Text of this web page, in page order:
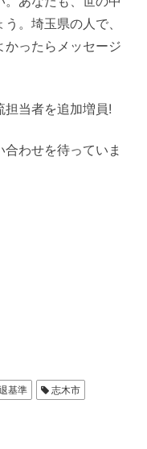
。埼玉県の人で、
ったらメッセージ
当者を追加増員!
わせを待っていま
基準
志木市